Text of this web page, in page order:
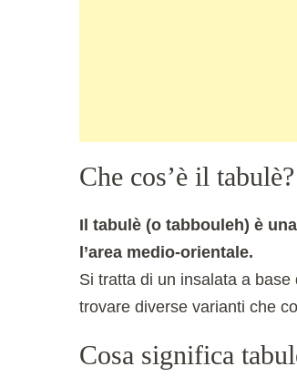
Che cos’è il tabulè?
Il tabulè (o tabbouleh) è
l’area medio-orientale.
Si tratta di un insalata a
trovare diverse varianti che
Cosa significa